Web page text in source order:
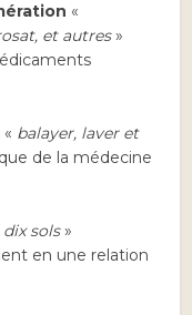
«
et autres»
balayer, laver et
de la médecine
dix sols»
en une relation